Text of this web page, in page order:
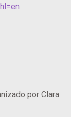
por Clara